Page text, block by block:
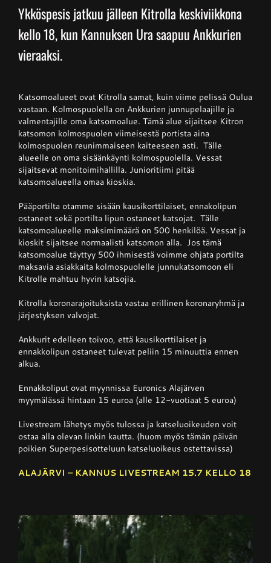
Junnupesis
Palvelut
Info
Ykköspesis jatkuu jälleen Kitrolla keskiviikkona
kello 18, kun Kannuksen Ura saapuu Ankkurien
vieraaksi.
Katsomoalueet ovat Kitrolla samat, kuin viime pelissä Oulua
vastaan. Kolmospuolella on Ankkurien junnupelaajille ja
valmentajille oma katsomoalue. Tämä alue sijaitsee Kitron
katsomon kolmospuolen viimeisestä portista aina
kolmospuolen reunimmaiseen kaiteeseen asti. Tälle
alueelle on oma sisäänkäynti kolmospuolella. Vessat
sijaitsevat monitoimihallilla. Junioritiimi pitää
katsomoalueella omaa kioskia.
Pääportilta otamme sisään kausikorttilaiset, ennakolipun
ostaneet sekä portilta lipun ostaneet katsojat. Tälle
katsomoalueelle maksimimäärä on 500 henkilöä. Vessat ja
kioskit sijaitsee normaalisti katsomon alla. Jos tämä
katsomoalue täyttyy 500 ihmisestä voimme ohjata portilta
maksavia asiakkaita kolmospuolelle junnukatsomoon eli
Kitrolle mahtuu hyvin katsojia.
Kitrolla koronarajoituksista vastaa erillinen koronaryhmä ja
järjestyksen valvojat.
Ankkurit edelleen toivoo, että kausikorttilaiset ja
ennakkolipun ostaneet tulevat peliin 15 minuuttia ennen
alkua.
Ennakkoliput ovat myynnissa Euronics Alajärven
myymälässä hintaan 15 euroa (alle 12-vuotiaat 5 euroa)
Livestream lähetys myös tulossa ja katseluoikeuden voit
ostaa alla olevan linkin kautta. (huom myös tämän päivän
poikien Superpesisotteluun katseluoikeus ostettavissa)
ALAJÄRVI – KANNUS LIVESTREAM 15.7 KELLO 18